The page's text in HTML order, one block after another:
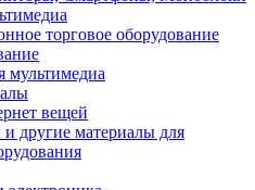
торговое оборудование
мультимедиа
вещей
другие материалы для